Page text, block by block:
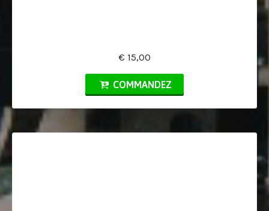
€ 15,00
COMMANDEZ